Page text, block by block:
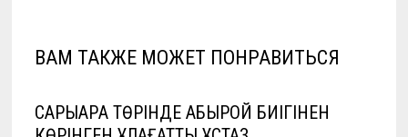
ВАМ ТАКЖЕ МОЖЕТ ПОНРАВИТЬСЯ
САРЫАРҚА ТӨРІНДЕ АБЫРОЙ БИІГІНЕН